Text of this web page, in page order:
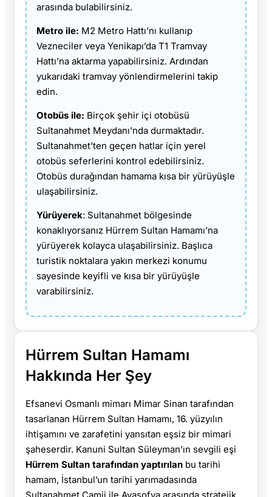
arasında bulabilirsiniz.
Metro ile: M2 Metro Hattı’nı kullanıp
Vezneciler veya Yenikapı’da T1 Tramvay
Hattı’na aktarma yapabilirsiniz. Ardından
yukarıdaki tramvay yönlendirmelerini takip
edin.
Otobüs ile: Birçok şehir içi otobüsü
Sultanahmet Meydanı’nda durmaktadır.
Sultanahmet’ten geçen hatlar için yerel
otobüs seferlerini kontrol edebilirsiniz.
Otobüs durağından hamama kısa bir yürüyüşle
ulaşabilirsiniz.
Yürüyerek: Sultanahmet bölgesinde
konaklıyorsanız Hürrem Sultan Hamamı’na
yürüyerek kolayca ulaşabilirsiniz. Başlıca
turistik noktalara yakın merkezi konumu
sayesinde keyifli ve kısa bir yürüyüşle
varabilirsiniz.
Hürrem Sultan Hamamı
Hakkında Her Şey
Efsanevi Osmanlı mimarı Mimar Sinan tarafından
tasarlanan Hürrem Sultan Hamamı, 16. yüzyılın
ihtişamını ve zarafetini yansıtan eşsiz bir mimari
şaheserdir. Kanuni Sultan Süleyman’ın sevgili eşi
Hürrem Sultan tarafından yaptırılan bu tarihi
hamam, İstanbul’un tarihi yarımadasında